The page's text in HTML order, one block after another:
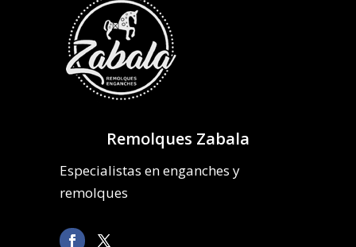
Remolques Zabala
Especialistas en enganches y
remolques